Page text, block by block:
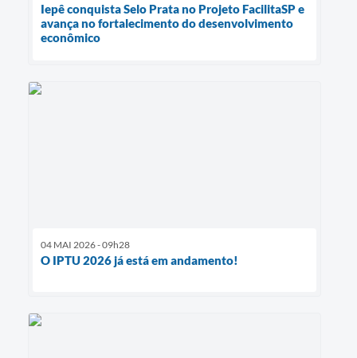
Iepê conquista Selo Prata no Projeto FacilitaSP e
avança no fortalecimento do desenvolvimento
econômico
04 MAI 2026 - 09h28
O IPTU 2026 já está em andamento!